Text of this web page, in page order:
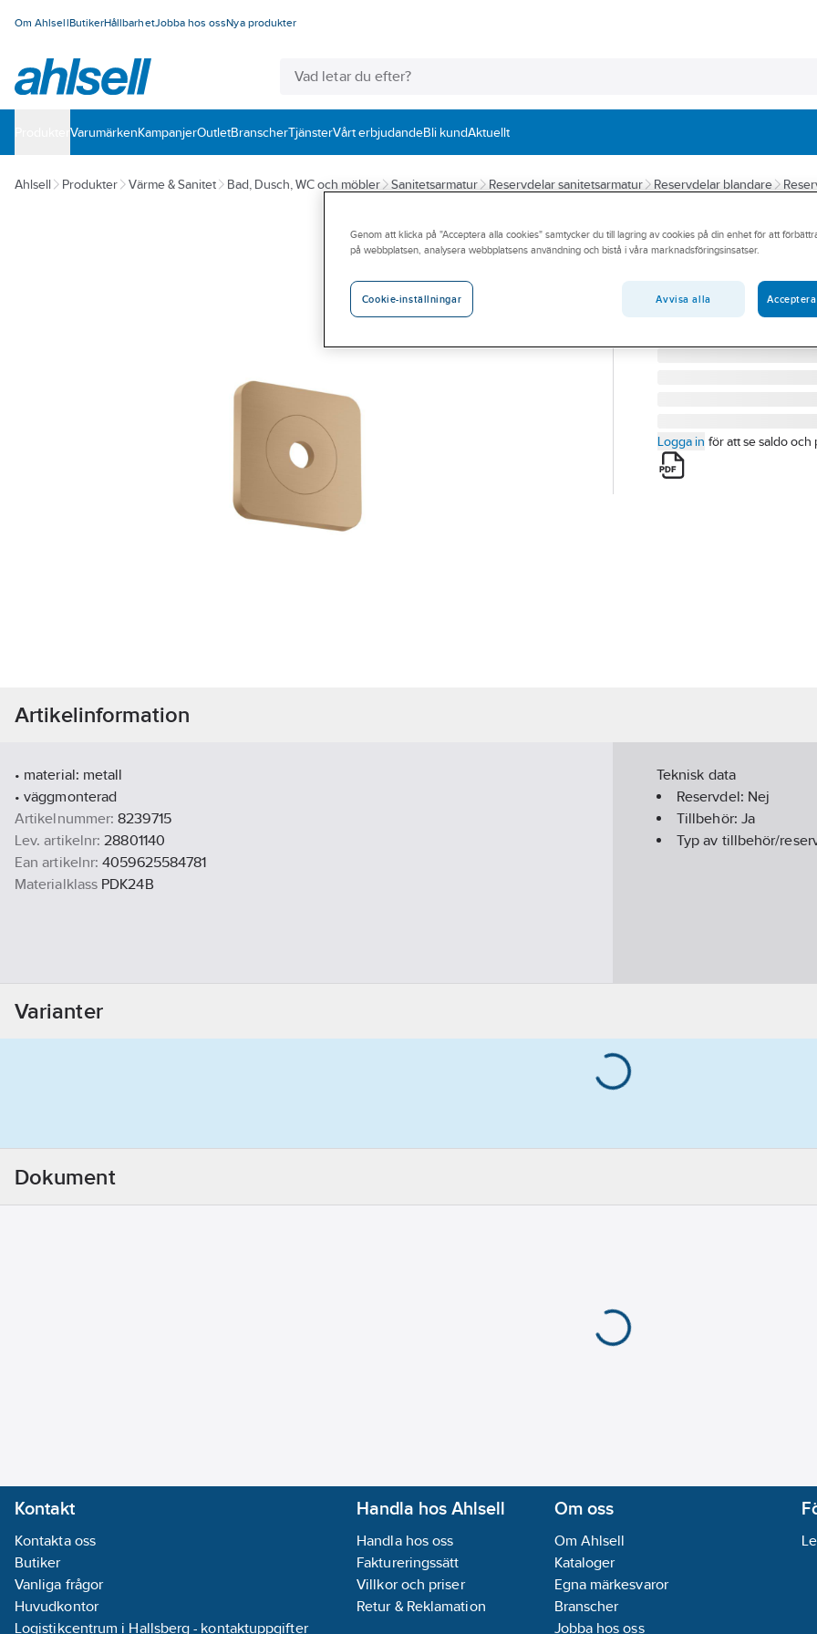
Om AhlsellButikerHållbarhetJobba hos ossNya produkter
VarumärkenKampanjerOutletBranscherTjänsterVårt erbjudandeBli kundAktuellt
Ahlsell Produkter Värme & Sanitet Bad, Dusch, WC och möbler Sanitetsarmatur Reservdelar sanitetsarmatur Reservdelar blandare
HANSGROHE
Väggrosett
HANSGROHE
Artikelnummer:
8239715
28801140
Logga in för att se saldo och
Artikelinformation
• material: metall
• väggmonterad
Artikelnummer: 8239715
Lev. artikelnr: 28801140
Ean artikelnr: 4059625584781
Materialklass PDK24B
Teknisk data
Reservdel: Nej
Tillbehör: Ja
Typ av tillbehör/
Varianter
Dokument
Kontakt
Kontakta oss
Butiker
Vanliga frågor
Huvudkontor
Logistikcentrum i Hallsberg - kontaktuppgifter
Handla hos Ahlsell
Handla hos oss
Faktureringssätt
Villkor och priser
Retur & Reklamation
Om oss
Om Ahlsell
Kataloger
Egna märkesvaror
Branscher
Jobba hos oss
Genom att klicka på "Acceptera alla cookies" samtycker du till lagring av cookies på din enhet för att
på webbplatsen, analysera webbplatsens användning och bistå i våra marknadsföringsinsatser.
Cookie-inställningar Avvisa alla